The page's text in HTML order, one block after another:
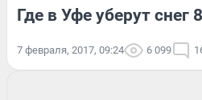
Где в Уфе уберут снег
7 февраля, 2017, 09:24 6 099